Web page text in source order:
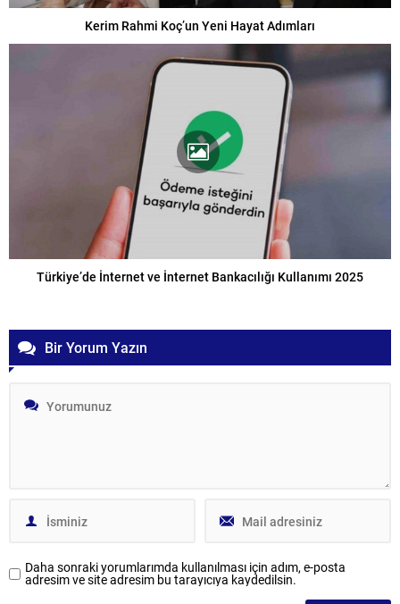
Kerim Rahmi Koç’un Yeni Hayat Adımları
Türkiye’de İnternet ve İnternet Bankacılığı Kullanımı 2025
Bir Yorum Yazın
Daha sonraki yorumlarımda kullanılması için adım, e-posta
adresim ve site adresim bu tarayıcıya kaydedilsin.